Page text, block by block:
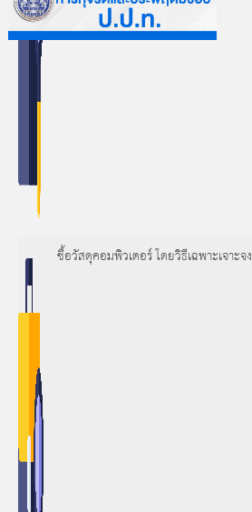
ซื้อวัสดุคอมพิวเตอร์ โดยวิธีเฉพาะเจาะจง